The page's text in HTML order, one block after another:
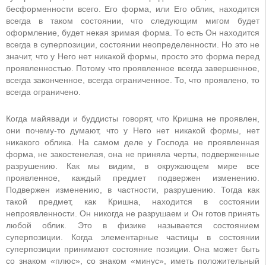
бесформенности всего. Его форма, или Его облик, находится
всегда в таком состоянии, что следующим мигом будет
оформление, будет некая зримая форма. То есть Он находится
всегда в суперпозиции, состоянии неопределенности. Но это не
значит, что у Него нет никакой формы, просто это форма перед
проявленностью. Потому что проявленное всегда завершенное,
всегда законченное, всегда ограниченное. То, что проявлено, то
всегда ограничено.
Когда майявади и буддисты говорят, что Кришна не проявлен,
они почему-то думают, что у Него нет никакой формы, нет
никакого облика. На самом деле у Господа не проявленная
форма, не закостенелая, она не приняла черты, подверженные
разрушению. Как мы видим, в окружающем мире все
проявленное, каждый предмет подвержен изменению.
Подвержен изменению, в частности, разрушению. Тогда как
такой предмет, как Кришна, находится в состоянии
непроявленности. Он никогда не разрушаем и Он готов принять
любой облик. Это в физике называется состоянием
суперпозиции. Когда элементарные частицы в состоянии
суперпозиции принимают состояние позиции. Она может быть
со знаком «плюс», со знаком «минус», иметь положительный